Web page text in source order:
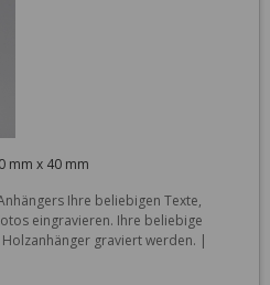
mm x 40 mm
Ihre beliebigen Texte,
eingravieren. Ihre beliebige
graviert werden. |